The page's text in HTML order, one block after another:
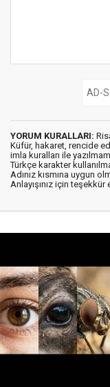
YORUM KURALLARI:
Küfür, hakaret, rencide
imla kuralları ile
Türkçe karakter
Adınız kısmına uygun
Anlayışınız için teşekkür